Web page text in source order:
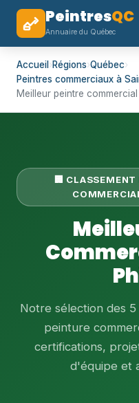
PeintresQC
Annuaire du Québec
Accueil ›Régions›Québec›
Peintres commerciaux à
Meilleur peintre commercial
🏢
Notre sélection des
peinture
certifications,
d'équipe et